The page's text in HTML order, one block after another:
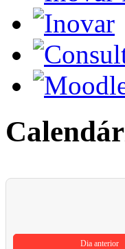
Dia anterior